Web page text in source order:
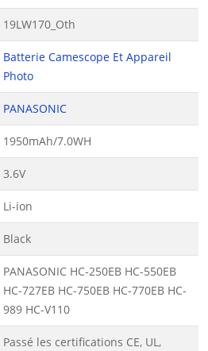
19LW170_Oth
Batterie Camescope Et Appareil
Photo
PANASONIC
1950mAh/7.0WH
3.6V
Li-ion
Black
PANASONIC HC-250EB HC-550EB
HC-727EB HC-750EB HC-770EB HC-
989 HC-V110
Passé les certifications CE, UL,